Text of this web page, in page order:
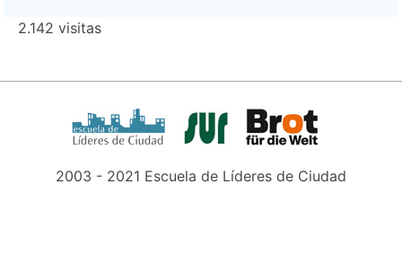
2.142 visitas
2003 - 2021 Escuela de Líderes de Ciudad